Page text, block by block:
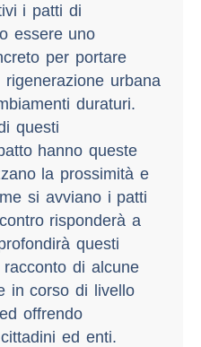
i patti di
essere uno
per portare
urbana
duraturi.
questi
hanno queste
la prossimità e
si avviano i patti
risponderà a
questi
di alcune
in corso di livello
offrendo
ed enti.